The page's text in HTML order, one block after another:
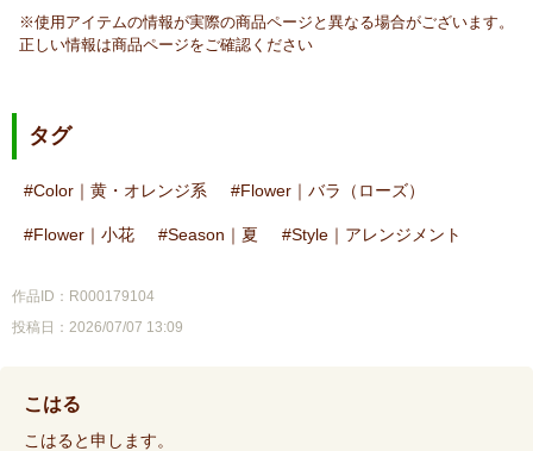
※使用アイテムの情報が実際の商品ページと異なる場合がございます。
正しい情報は商品ページをご確認ください
タグ
Color｜黄・オレンジ系 Flower｜バラ（ローズ）
Flower｜小花 Season｜夏 Style｜アレンジメント
作品ID：R000179104
投稿日：2026/07/07 13:09
こはる
こはると申します。